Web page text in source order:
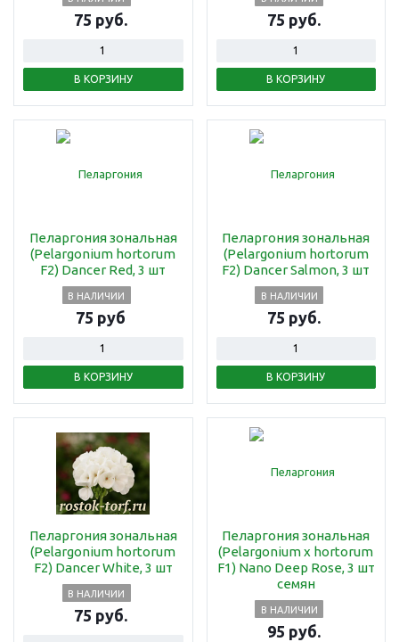
75 руб.
В КОРЗИНУ
75 руб.
В КОРЗИНУ
Пеларгония зональная
(Pelargonium hortorum
F2) Dancer Red, 3 шт
В НАЛИЧИИ
75 руб
В КОРЗИНУ
Пеларгония зональная
(Pelargonium hortorum
F2) Dancer Salmon, 3 шт
В НАЛИЧИИ
75 руб.
В КОРЗИНУ
Пеларгония зональная
(Pelargonium hortorum
F2) Dancer White, 3 шт
В НАЛИЧИИ
75 руб.
Пеларгония зональная
(Pelargonium x hortorum
F1) Nano Deep Rose, 3 шт
семян
В НАЛИЧИИ
95 руб.